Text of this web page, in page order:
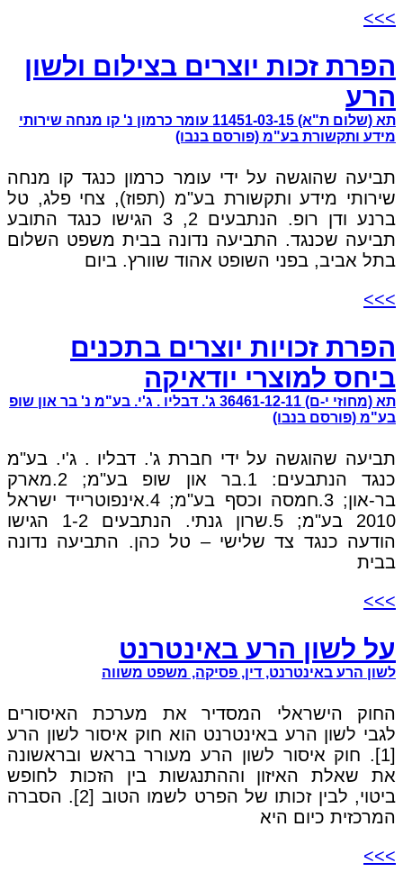
>>>
הפרת זכות יוצרים בצילום ולשון
הרע
תא (שלום ת"א) 11451-03-15 עומר כרמון נ' קו מנחה שירותי
מידע ותקשורת בע"מ (פורסם בנבו)
תביעה שהוגשה על ידי עומר כרמון כנגד קו מנחה
שירותי מידע ותקשורת בע"מ (תפוז), צחי פלג, טל
ברנע ודן רופ. הנתבעים 2, 3 הגישו כנגד התובע
תביעה שכנגד. התביעה נדונה בבית משפט השלום
בתל אביב, בפני השופט אהוד שוורץ. ביום
>>>
הפרת זכויות יוצרים בתכנים
ביחס למוצרי יודאיקה
תא (מחוזי י-ם) 36461-12-11 ג'. דבליו . ג'י. בע"מ נ' בר און שופ
בע"מ (פורסם בנבו)
תביעה שהוגשה על ידי חברת ג'. דבליו . ג'י. בע"מ
כנגד הנתבעים: 1.בר און שופ בע"מ; 2.מארק
בר-און; 3.חמסה וכסף בע"מ; 4.אינפוטרייד ישראל
2010 בע"מ; 5.שרון גנתי. הנתבעים 1-2 הגישו
הודעה כנגד צד שלישי – טל כהן. התביעה נדונה
בבית
>>>
על לשון הרע באינטרנט
לשון הרע באינטרנט, דין, פסיקה, משפט משווה
החוק הישראלי המסדיר את מערכת האיסורים
לגבי לשון הרע באינטרנט הוא חוק איסור לשון הרע
[1]. חוק איסור לשון הרע מעורר בראש ובראשונה
את שאלת האיזון וההתנגשות בין הזכות לחופש
ביטוי, לבין זכותו של הפרט לשמו הטוב [2]. הסברה
המרכזית כיום היא
>>>